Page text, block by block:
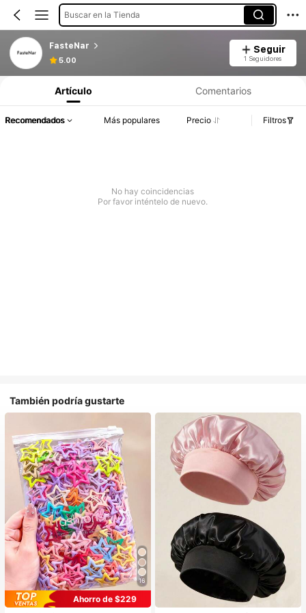
Buscar en la Tienda
FasteNar
5.00
Seguir
1 Seguidores
Artículo Comentarios
Recomendados Más populares Precio Filtros
No hay coincidencias
Por favor inténtelo de nuevo.
También podría gustarte
16
Ahorro de $229
#1 Más vendidos
en Casual Accesorios para el cabello de las mujere
¡Casi agotado!
#1 Más vendidos
en Multicolor Gorros para el pelo para mujer
Establecido hace 1 año